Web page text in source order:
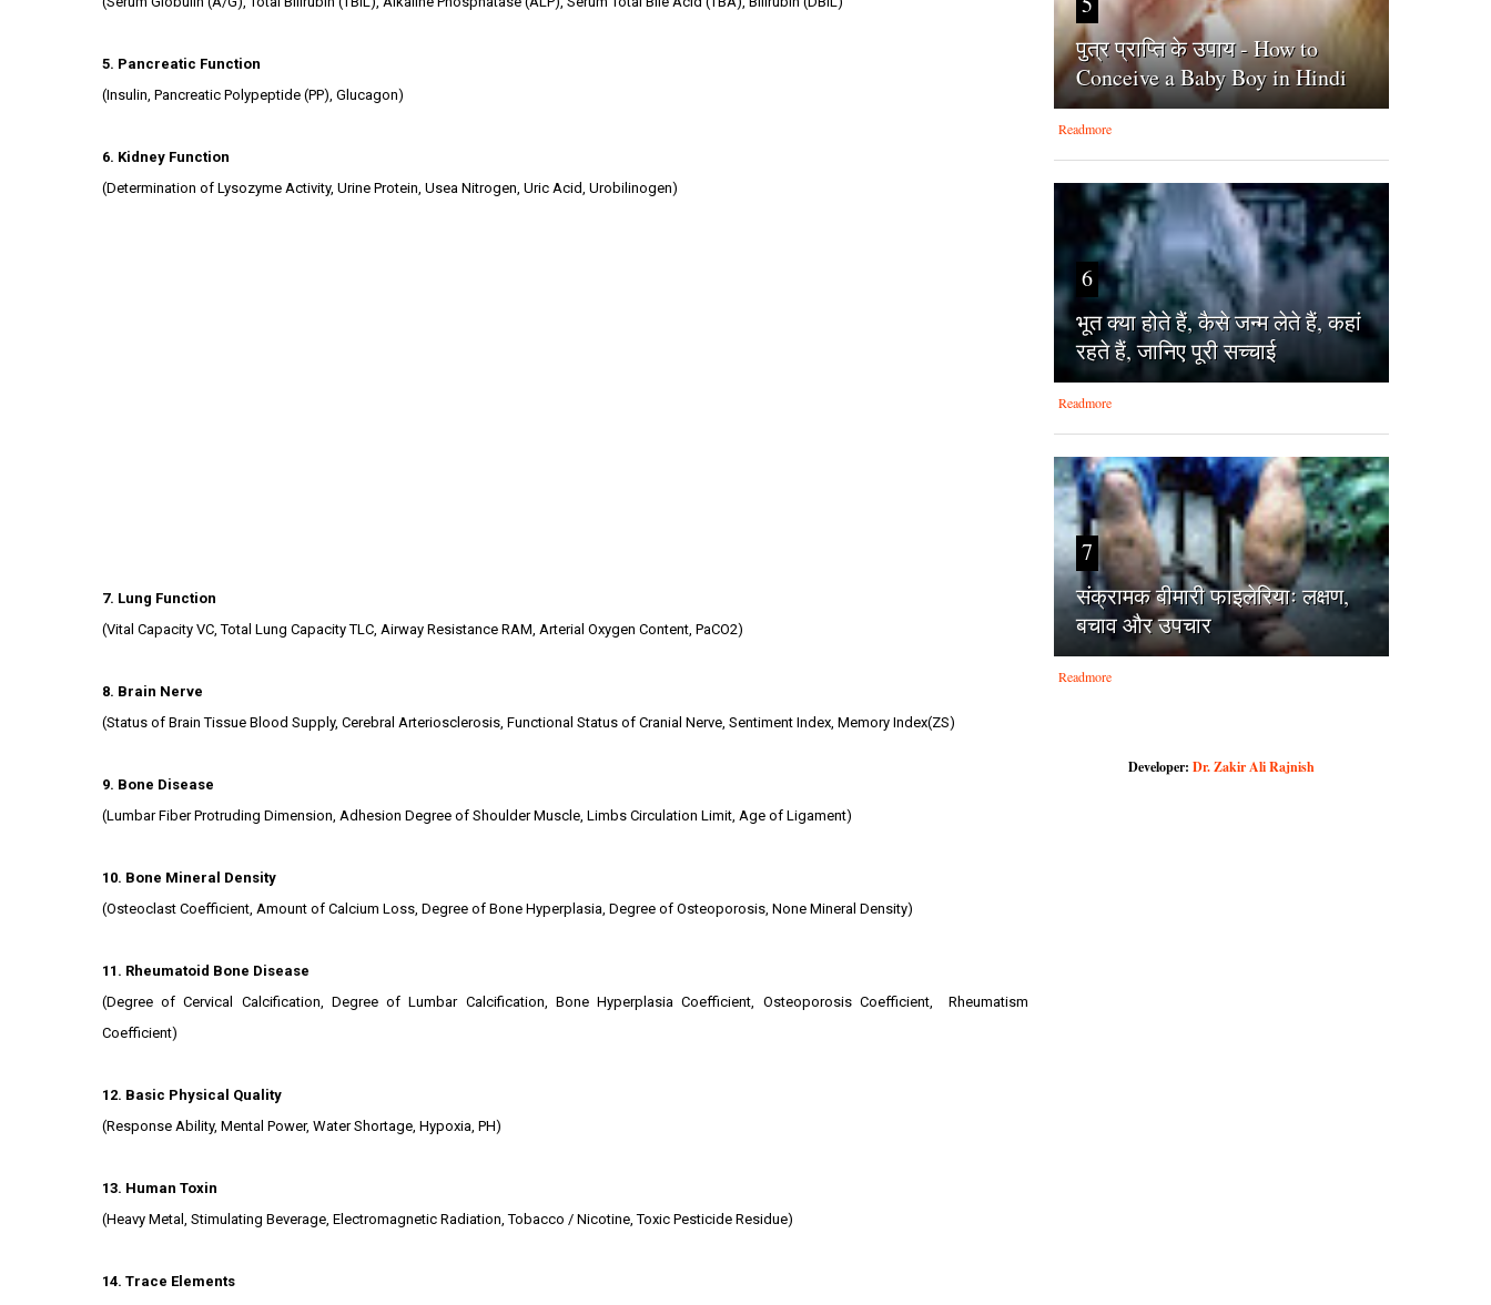
5. Pancreatic Function
(Insulin, Pancreatic Polypeptide (PP), Glucagon)
6. Kidney Function
(Determination of Lysozyme Activity, Urine Protein, Usea Nitrogen, Uric Acid, Urobilinogen)
7. Lung Function
(Vital Capacity VC, Total Lung Capacity TLC, Airway Resistance RAM, Arterial Oxygen Content, PaCO2)
8. Brain Nerve
(Status of Brain Tissue Blood Supply, Cerebral Arteriosclerosis, Functional Status of Cranial Nerve, Sentiment Index, Memory Index(ZS)
9. Bone Disease
(Lumbar Fiber Protruding Dimension, Adhesion Degree of Shoulder Muscle, Limbs Circulation Limit, Age of Ligament)
10. Bone Mineral Density
(Osteoclast Coefficient, Amount of Calcium Loss, Degree of Bone Hyperplasia, Degree of Osteoporosis, None Mineral Density)
11. Rheumatoid Bone Disease
(Degree of Cervical Calcification, Degree of Lumbar Calcification, Bone Hyperplasia Coefficient, Osteoporosis Coefficient, Rheumatism
Coefficient)
12. Basic Physical Quality
(Response Ability, Mental Power, Water Shortage, Hypoxia, PH)
13. Human Toxin
(Heavy Metal, Stimulating Beverage, Electromagnetic Radiation, Tobacco / Nicotine, Toxic Pesticide Residue)
14. Trace Elements
पुत्र प्राप्ति के उपाय - How to
Conceive a Baby Boy in Hindi
Readmore
6
भूत क्या होते हैं, कैसे जन्म लेते हैं, कहां
रहते हैं, जानिए पूरी सच्चाई
Readmore
7
संक्रामक बीमारी फाइलेरियाः लक्षण,
बचाव और उपचार
Readmore
Developer:Dr. Zakir Ali Rajnish